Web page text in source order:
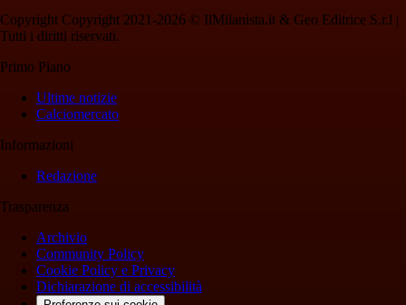
Copyright Copyright 2021-2026 © IlMilanista.it & Geo Editrice S.r.l |
Tutti i diritti riservati.
Primo Piano
Ultime notizie
Calciomercato
Informazioni
Redazione
Trasparenza
Archivio
Community Policy
Cookie Policy e Privacy
Dichiarazione di accessibilità